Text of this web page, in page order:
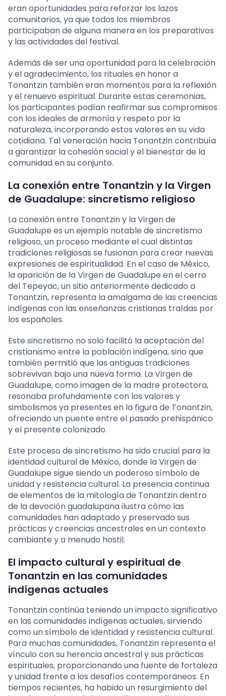
eran oportunidades para reforzar los lazos
comunitarios, ya que todos los miembros
participaban de alguna manera en los preparativos
y las actividades del festival.
Además de ser una oportunidad para la celebración
y el agradecimiento, los rituales en honor a
Tonantzin también eran momentos para la reflexión
y el renuevo espiritual. Durante estas ceremonias,
los participantes podían reafirmar sus compromisos
con los ideales de armonía y respeto por la
naturaleza, incorporando estos valores en su vida
cotidiana. Tal veneración hacia Tonantzin contribuía
a garantizar la cohesión social y el bienestar de la
comunidad en su conjunto.
La conexión entre Tonantzin y la Virgen
de Guadalupe: sincretismo religioso
La conexión entre Tonantzin y la Virgen de
Guadalupe es un ejemplo notable de sincretismo
religioso, un proceso mediante el cual distintas
tradiciones religiosas se fusionan para crear nuevas
expresiones de espiritualidad. En el caso de México,
la aparición de la Virgen de Guadalupe en el cerro
del Tepeyac, un sitio anteriormente dedicado a
Tonantzin, representa la amalgama de las creencias
indígenas con las enseñanzas cristianas traídas por
los españoles.
Este sincretismo no solo facilitó la aceptación del
cristianismo entre la población indígena, sino que
también permitió que las antiguas tradiciones
sobrevivan bajo una nueva forma. La Virgen de
Guadalupe, como imagen de la madre protectora,
resonaba profundamente con los valores y
simbolismos ya presentes en la figura de Tonantzin,
ofreciendo un puente entre el pasado prehispánico
y el presente colonizado.
Este proceso de sincretismo ha sido crucial para la
identidad cultural de México, donde la Virgen de
Guadalupe sigue siendo un poderoso símbolo de
unidad y resistencia cultural. La presencia continua
de elementos de la mitología de Tonantzin dentro
de la devoción guadalupana ilustra cómo las
comunidades han adaptado y preservado sus
prácticas y creencias ancestrales en un contexto
cambiante y a menudo hostil.
El impacto cultural y espiritual de
Tonantzin en las comunidades
indígenas actuales
Tonantzin continúa teniendo un impacto significativo
en las comunidades indígenas actuales, sirviendo
como un símbolo de identidad y resistencia cultural.
Para muchas comunidades, Tonantzin representa el
vínculo con su herencia ancestral y sus prácticas
espirituales, proporcionando una fuente de fortaleza
y unidad frente a los desafíos contemporáneos. En
tiempos recientes, ha habido un resurgimiento del